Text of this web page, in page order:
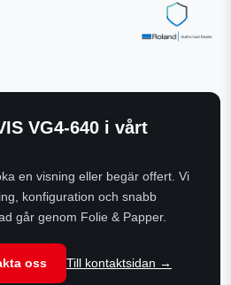
VG4-640 i vårt
en visning eller begär offert. Vi
konfiguration och snabb
går genom Folie & Papper.
oss Till kontaktsidan →